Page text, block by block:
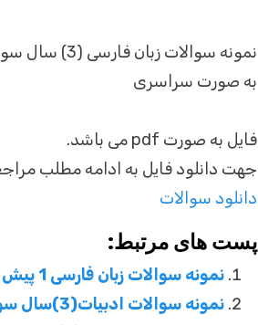
به صورت سراسری
فایل به صورت pdf می باشد.
جهت دانلود فایل به ادامه مطلب
دانلود سوالات
پست های مرتبط:
نمونه سوالات زبان فارسی 1 پیش دانشگاهی رشته ریاضی و تجربی و انسانی
نمونه سوالات ادبیات(3)سال سوم دبیرستان رشته تجربی و ریاضی